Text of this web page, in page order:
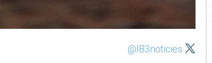
@IB3noticies